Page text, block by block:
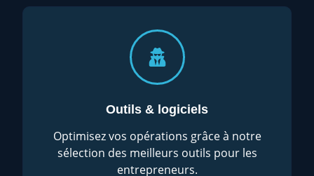
Outils & logiciels
Optimisez vos opérations grâce à notre
sélection des meilleurs outils pour les
entrepreneurs.